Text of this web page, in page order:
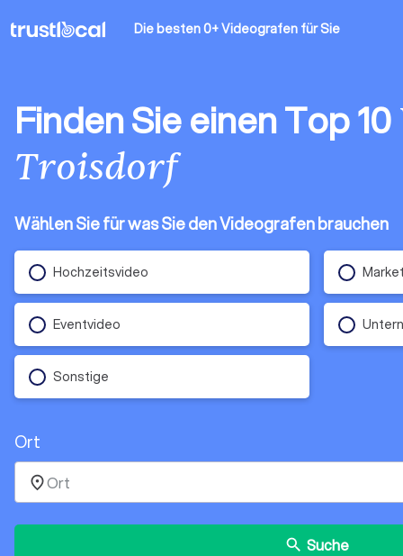
Die besten 0+ Videografen für Sie
Finden Sie einen Top 10
Troisdorf
Wählen Sie für was Sie den Videografen brauchen
Hochzeitsvideo
Eventvideo
Sonstige
Ort
place
search Suche